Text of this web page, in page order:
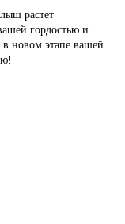
растет
гордостью и
новом этапе вашей